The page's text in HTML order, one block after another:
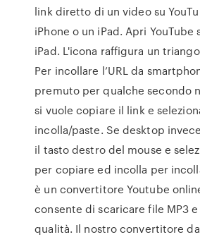
link diretto di un video su
iPhone o un iPad. Apri YouTube
iPad. L'icona raffigura un
Per incollare l’URL da
premuto per qualche secondo
si vuole copiare il link e
incolla/paste. Se desktop
il tasto destro del mouse e
per copiare ed incolla per
è un convertitore Youtube
consente di scaricare file MP3
qualità. Il nostro convertitore